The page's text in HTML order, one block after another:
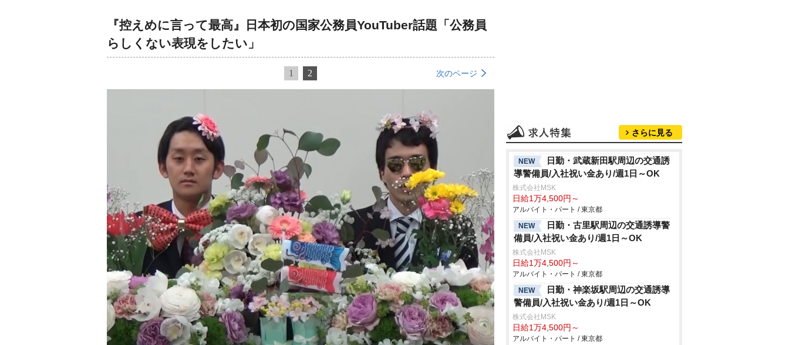
『控えめに言って最高』日本初の国家公務員YouTuber話題「公務員
らしくない表現をしたい」
1 2 次のページ
さらに見る
NEW
日勤・武蔵新田駅周辺の交通誘
導警備員/入社祝い金あり/週1日～OK
株式会社MSK
日給1万4,500円～
アルバイト・パート / 東京都
NEW
日勤・古里駅周辺の交通誘導警
備員/入社祝い金あり/週1日～OK
株式会社MSK
日給1万4,500円～
アルバイト・パート / 東京都
NEW
日勤・神楽坂駅周辺の交通誘導
警備員/入社祝い金あり/週1日～OK
株式会社MSK
日給1万4,500円～
アルバイト・パート / 東京都